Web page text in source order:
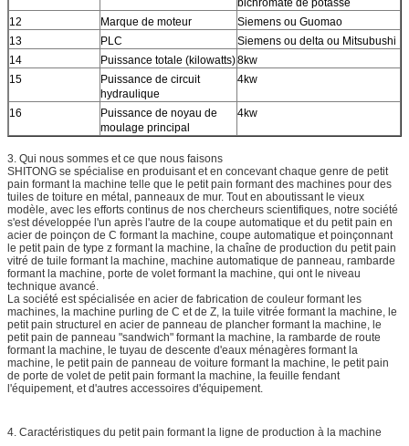
bichromate de potasse
12
Marque de moteur
Siemens ou Guomao
13
PLC
Siemens ou delta ou Mitsubushi
14
Puissance totale (kilowatts)8kw
15
Puissance de circuit
hydraulique
4kw
16
Puissance de noyau de
moulage principal
4kw
3. Qui nous sommes et ce que nous faisons
SHITONG se spécialise en produisant et en concevant chaque genre de petit
pain formant la machine telle que le petit pain formant des machines pour des
tuiles de toiture en métal, panneaux de mur. Tout en aboutissant le vieux
modèle, avec les efforts continus de nos chercheurs scientifiques, notre société
s'est développée l'un après l'autre de la coupe automatique et du petit pain en
acier de poinçon de C formant la machine, coupe automatique et poinçonnant
le petit pain de type z formant la machine, la chaîne de production du petit pain
vitré de tuile formant la machine, machine automatique de panneau, rambarde
formant la machine, porte de volet formant la machine, qui ont le niveau
technique avancé.
La société est spécialisée en acier de fabrication de couleur formant les
machines, la machine purling de C et de Z, la tuile vitrée formant la machine, le
petit pain structurel en acier de panneau de plancher formant la machine, le
petit pain de panneau "sandwich" formant la machine, la rambarde de route
formant la machine, le tuyau de descente d'eaux ménagères formant la
machine, le petit pain de panneau de voiture formant la machine, le petit pain
de porte de volet de petit pain formant la machine, la feuille fendant
l'équipement, et d'autres accessoires d'équipement.
4. Caractéristiques du petit pain formant la ligne de production à la machine